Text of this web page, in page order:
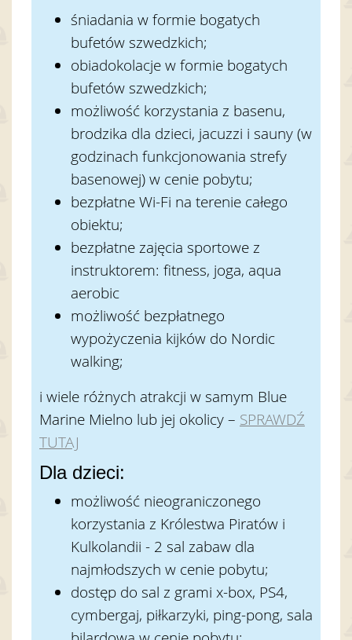
śniadania w formie bogatych
bufetów szwedzkich;
obiadokolacje w formie bogatych
bufetów szwedzkich;
możliwość korzystania z basenu,
brodzika dla dzieci, jacuzzi i sauny (w
godzinach funkcjonowania strefy
basenowej) w cenie pobytu;
bezpłatne Wi-Fi na terenie całego
obiektu;
bezpłatne zajęcia sportowe z
instruktorem: fitness, joga, aqua
aerobic
możliwość bezpłatnego
wypożyczenia kijków do Nordic
walking;
i wiele różnych atrakcji w samym Blue
Marine Mielno lub jej okolicy – SPRAWDŹ
TUTAJ
Dla dzieci:
możliwość nieograniczonego
korzystania z Królestwa Piratów i
Kulkolandii - 2 sal zabaw dla
najmłodszych w cenie pobytu;
dostęp do sal z grami x-box, PS4,
cymbergaj, piłkarzyki, ping-pong, sala